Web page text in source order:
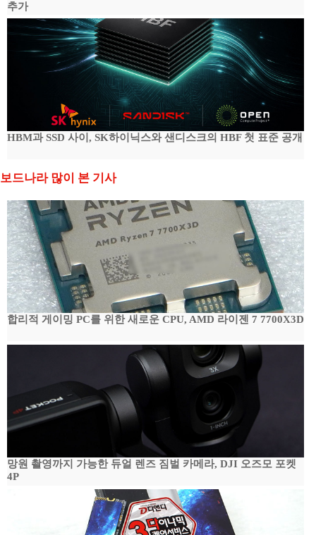
추가
HBM과 SSD 사이, SK하이닉스와 샌디스크의 HBF 첫 표준 공개
보드나라 많이 본 기사
합리적 게이밍 PC를 위한 새로운 CPU, AMD 라이젠 7 7700X3D
망원 촬영까지 가능한 듀얼 렌즈 짐벌 카메라, DJI 오즈모 포켓
4P